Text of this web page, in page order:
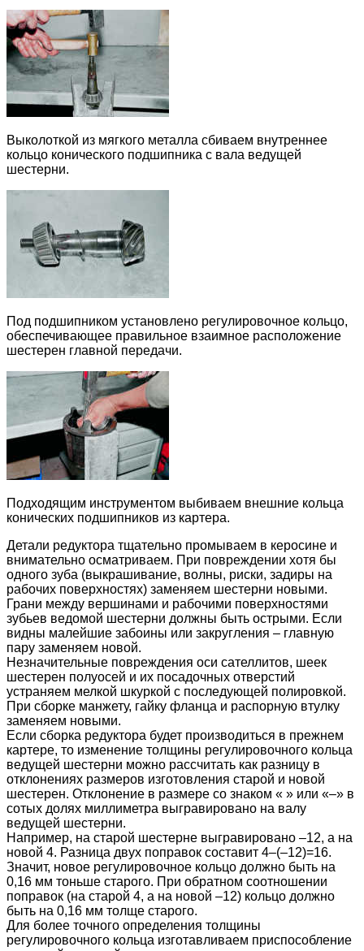
Выколоткой из мягкого металла сбиваем внутреннее
кольцо конического подшипника с вала ведущей
шестерни.
Под подшипником установлено регулировочное кольцо,
обеспечивающее правильное взаимное расположение
шестерен главной передачи.
Подходящим инструментом выбиваем внешние кольца
конических подшипников из картера.
Детали редуктора тщательно промываем в керосине и
внимательно осматриваем. При повреждении хотя бы
одного зуба (выкрашивание, волны, риски, задиры на
рабочих поверхностях) заменяем шестерни новыми.
Грани между вершинами и рабочими поверхностями
зубьев ведомой шестерни должны быть острыми. Если
видны малейшие забоины или закругления – главную
пару заменяем новой.
Незначительные повреждения оси сателлитов, шеек
шестерен полуосей и их посадочных отверстий
устраняем мелкой шкуркой с последующей полировкой.
При сборке манжету, гайку фланца и распорную втулку
заменяем новыми.
Если сборка редуктора будет производиться в прежнем
картере, то изменение толщины регулировочного кольца
ведущей шестерни можно рассчитать как разницу в
отклонениях размеров изготовления старой и новой
шестерен. Отклонение в размере со знаком « » или «–» в
сотых долях миллиметра выгравировано на валу
ведущей шестерни.
Например, на старой шестерне выгравировано –12, а на
новой 4. Разница двух поправок составит 4–(–12)=16.
Значит, новое регулировочное кольцо должно быть на
0,16 мм тоньше старого. При обратном соотношении
поправок (на старой 4, а на новой –12) кольцо должно
быть на 0,16 мм толще старого.
Для более точного определения толщины
регулировочного кольца изготавливаем приспособление